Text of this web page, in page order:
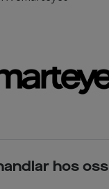
hos oss